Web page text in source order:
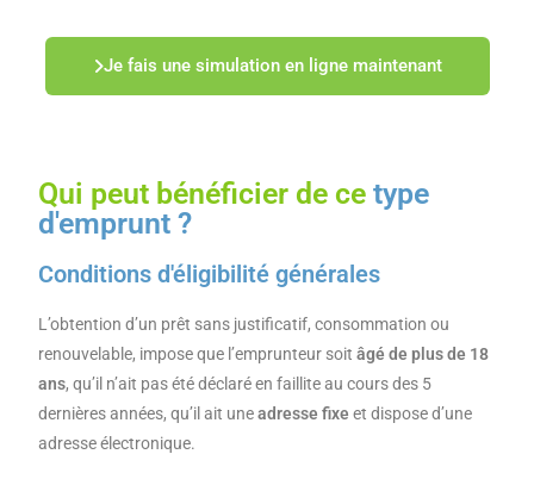
Je fais une simulation en ligne maintenant
Qui peut bénéficier de ce type
d'emprunt ?
Conditions d'éligibilité générales
L’obtention d’un prêt sans justificatif, consommation ou
renouvelable, impose que l’emprunteur soitâgé de plus de 18
ans, qu’il n’ait pas été déclaré en faillite au cours des 5
dernières années, qu’il ait uneadresse fixe et dispose d’une
adresse électronique.